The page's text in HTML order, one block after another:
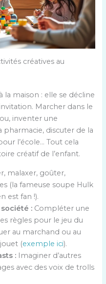
créatives au
la maison : elle se décline
Marcher dans le
inventer une
discuter de la
l’école… Tout cela
créatif de l’enfant.
malaxer, goûter,
(la fameuse soupe Hulk
est fan !).
: Compléter une
règles pour le jeu du
au marchand ou au
(exemple ici).
: Imaginer d’autres
avec des voix de trolls